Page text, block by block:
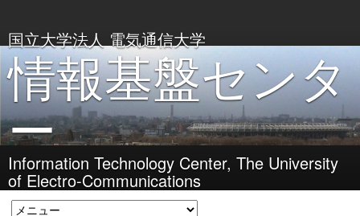
国立大学法人 電気通信大学
情報基盤センタ
ー
Information Technology Center, The University
of Electro-Communications